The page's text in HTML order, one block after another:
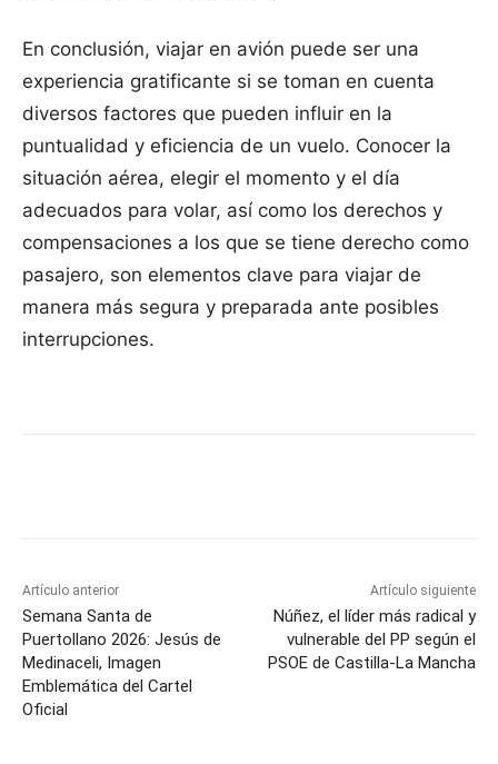
En conclusión, viajar en avión puede ser una
experiencia gratificante si se toman en cuenta
diversos factores que pueden influir en la
puntualidad y eficiencia de un vuelo. Conocer la
situación aérea, elegir el momento y el día
adecuados para volar, así como los derechos y
compensaciones a los que se tiene derecho como
pasajero, son elementos clave para viajar de
manera más segura y preparada ante posibles
interrupciones.
Artículo anterior
Semana Santa de
Puertollano 2026: Jesús de
Medinaceli, Imagen
Emblemática del Cartel
Oficial
Artículo siguiente
Núñez, el líder más radical y
vulnerable del PP según el
PSOE de Castilla-La Mancha